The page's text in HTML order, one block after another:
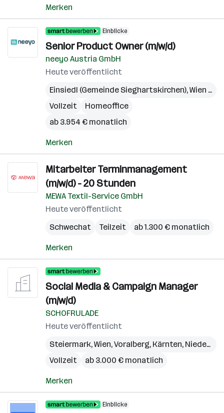
Merken
Einblicke
Senior Product Owner (m/w/d)
neeyo Austria GmbH
Heute veröffentlicht
Einsiedl (Gemeinde Sieghartskirchen),Wien 4. Bezirk (Wieden)
Vollzeit
Homeoffice
ab 3.954 € monatlich
Merken
Mitarbeiter Terminmanagement
(m/w/d) - 20 Stunden
MEWA Textil-Service GmbH
Heute veröffentlicht
Schwechat
Teilzeit ab 1.300 € monatlich
Merken
Social Media & Campaign Manager
(m/w/d)
SCHOFRULADE
Heute veröffentlicht
Steiermark,Wien,Voralberg, Kärnten, Niederösterreich
Vollzeit
ab 3.000 € monatlich
Merken
Einblicke